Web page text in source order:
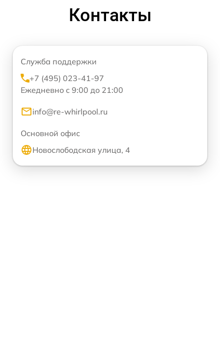
Контакты
Служба поддержки
+7 (495) 023-41-97
Ежедневно с 9:00 до 21:00
info@re-whirlpool.ru
Основной офис
Новослободская улица, 4